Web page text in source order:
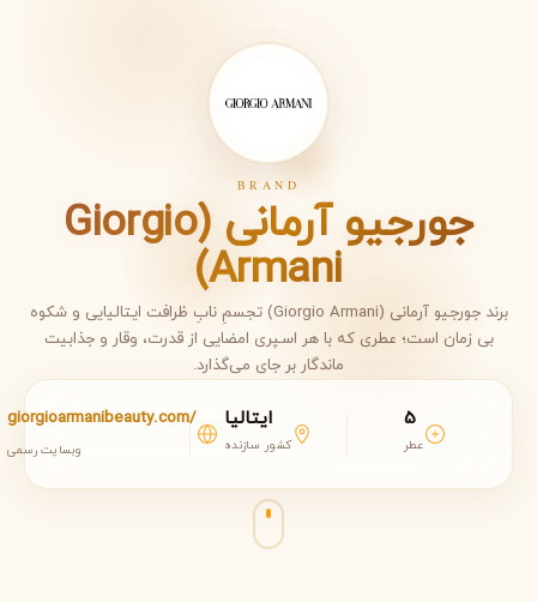
BRAND
جورجیو آرمانی (Giorgio
Armani)
برند جورجیو آرمانی (Giorgio Armani) تجسمِ نابِ ظرافت ایتالیایی و شکوه
بی زمان است؛ عطری که با هر اسپری امضایی از قدرت، وقار و جذابیت
ماندگار بر جای می‌گذارد.
5
عطر
ایتالیا
کشور سازنده
giorgioarmanibeauty.com/
وبسایت رسمی